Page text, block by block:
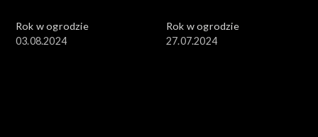
Rok w ogrodzie
03.08.2024
Rok w ogrodzie
27.07.2024